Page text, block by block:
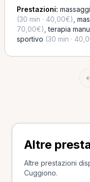
Prestazioni:
(30 min · 40,00€)
70,00€) ,terapia
sportivo (30 min ·
Altre
Altre prestazioni
Cuggiono.